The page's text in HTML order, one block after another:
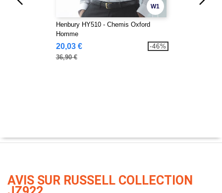
W1
Henbury HY510 - Chemis Oxford
Homme
20,03 €
36,90 €
-46%
AVIS SUR RUSSELL COLLECTION